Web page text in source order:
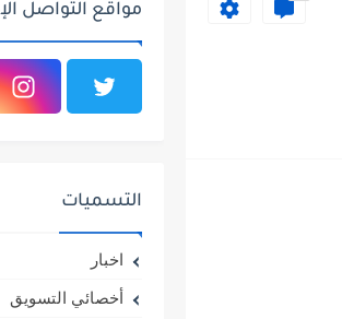
مواقع التواصل
التسميات
اخبار
أخصائي التسويق